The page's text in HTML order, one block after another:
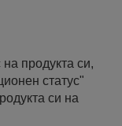
продукта си,
статус"
си на